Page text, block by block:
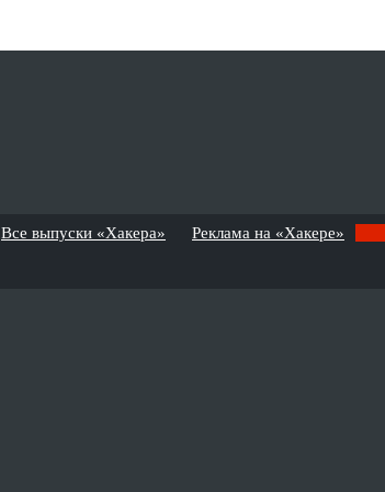
Все выпуски «Хакера» Реклама на «Хакере»